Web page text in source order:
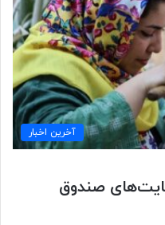
آخرین اخبار
حمایت‌های صندوق